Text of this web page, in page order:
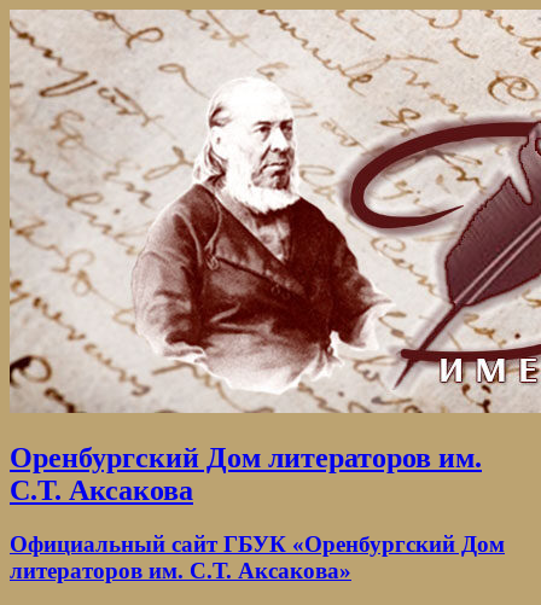
Оренбургский Дом литераторов им.
С.Т. Аксакова
Официальный сайт ГБУК «Оренбургский Дом
литераторов им. С.Т. Аксакова»